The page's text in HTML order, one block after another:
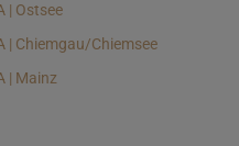
| Ostsee
| Chiemgau/Chiemsee
| Mainz